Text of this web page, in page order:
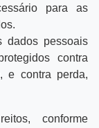
para as
dados pessoais
contra
e contra perda,
conforme